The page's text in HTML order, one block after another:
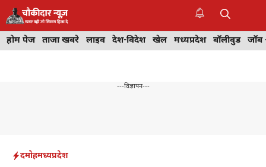
Skip
to
content
होम पेज ताजा खबरे लाइव देश-विदेश खेल मध्यप्रदेश बॉलीवुड
---विज्ञापन---
दमोहमध्यप्रदेश